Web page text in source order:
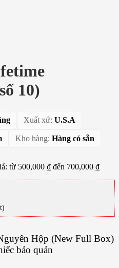
10)
Xuất xứ: U.S.A
Kho hàng: Hàng có sẵn
từ 500,000 ₫ đến 700,000 ₫